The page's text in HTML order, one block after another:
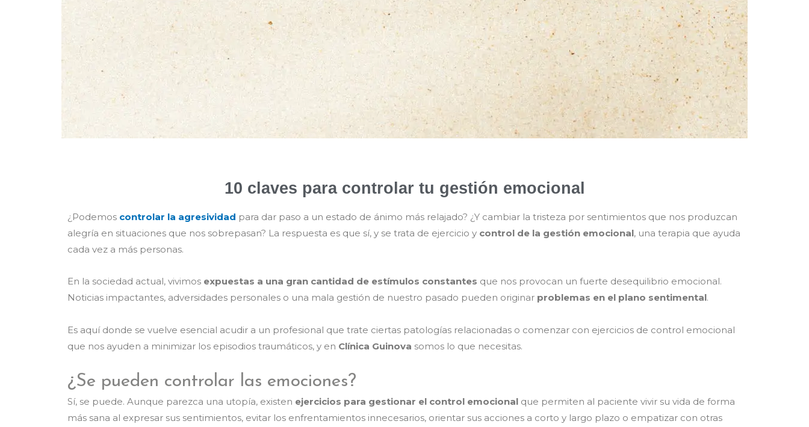
10 claves para controlar tu gestión emocional
¿Podemos controlar la agresividad para dar paso a un estado de ánimo más relajado? ¿Y cambiar la tristeza por sentimientos que nos produzcan
alegría en situaciones que nos sobrepasan? La respuesta es que sí, y se trata de ejercicio y control de la gestión emocional, una terapia que ayuda
cada vez a más personas.
En la sociedad actual, vivimos expuestas a una gran cantidad de estímulos constantes que nos provocan un fuerte desequilibrio emocional.
Noticias impactantes, adversidades personales o una mala gestión de nuestro pasado pueden originar problemas en el plano sentimental.
Es aquí donde se vuelve esencial acudir a un profesional que trate ciertas patologías relacionadas o comenzar con ejercicios de control emocional
que nos ayuden a minimizar los episodios traumáticos, y en Clínica Guinova somos lo que necesitas.
¿Se pueden controlar las emociones?
Sí, se puede. Aunque parezca una utopía, existen ejercicios para gestionar el control emocional que permiten al paciente vivir su vida de forma
más sana al expresar sus sentimientos, evitar los enfrentamientos innecesarios, orientar sus acciones a corto y largo plazo o empatizar con otras